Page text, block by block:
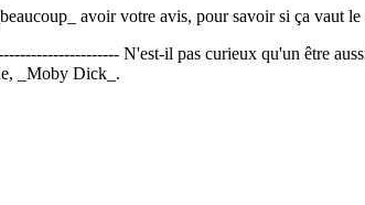
avoir votre avis, pour savoir si ça vaut
N'est-il pas curieux qu'un être
_Moby Dick_.